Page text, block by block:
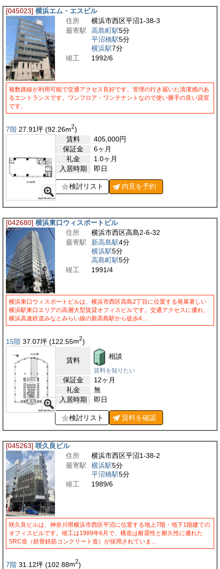
[045023] 横浜エム・エスビル
住所
横浜市西区平沼1-38-3
最寄駅
高島町駅5分
平沼橋駅5分
横浜駅7分
竣工
1992/6
複数路線が利用可能で交通アクセス良好です。管理の行き届いた清潔感のあ
るエントランスです。ワンフロア・ワンテナントなので使い勝手の良い貸室
です。
7階 27.91坪 (92.26m2)
賃料
405,000円
保証金
6ヶ月
礼金
1.0ヶ月
入居時期
即日
検討リスト 内見を予約
[042680] 横浜東口ウィスポートビル
住所
横浜市西区高島2-6-32
最寄駅
新高島駅4分
横浜駅5分
高島町駅5分
竣工
1991/4
横浜東口ウィスポートビルは、横浜市西区高島2丁目に位置する発展著しい
横浜駅東口エリアの高層大型賃貸オフィスビルです。交通アクセスに優れ、
横浜高速鉄道みなとみらい線の新高島駅から徒歩4…
15階 37.07坪 (122.55m2)
賃料 相談
賃料を知りたい
保証金
12ヶ月
礼金
無
入居時期
即日
検討リスト 賃料を確認
[045263] 咲久良ビル
住所
横浜市西区平沼1-38-2
最寄駅
横浜駅5分
平沼橋駅5分
竣工
1989/6
咲久良ビルは、神奈川県横浜市西区平沼に位置する地上7階・地下1階建ての
オフィスビルです。竣工は1989年6月で、構造は耐震性と耐久性に優れた
SRC造（鉄骨鉄筋コンクリート造）が採用されていま…
7階 31.12坪 (102.88m2)